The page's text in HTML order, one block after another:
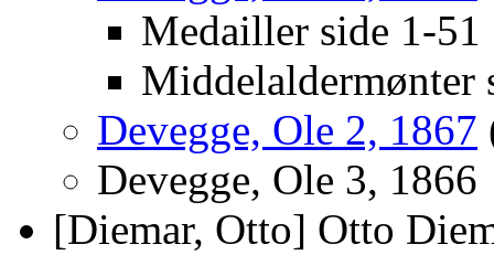
Medailler side 1-51
Middelaldermønter
Devegge, Ole 2, 1867
Devegge, Ole 3, 1866
[Diemar, Otto] Otto